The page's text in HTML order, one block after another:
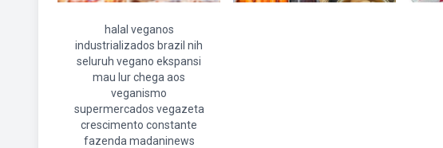
halal veganos
industrializados brazil nih
seluruh vegano ekspansi
mau lur chega aos
veganismo
supermercados vegazeta
crescimento constante
fazenda madaninews